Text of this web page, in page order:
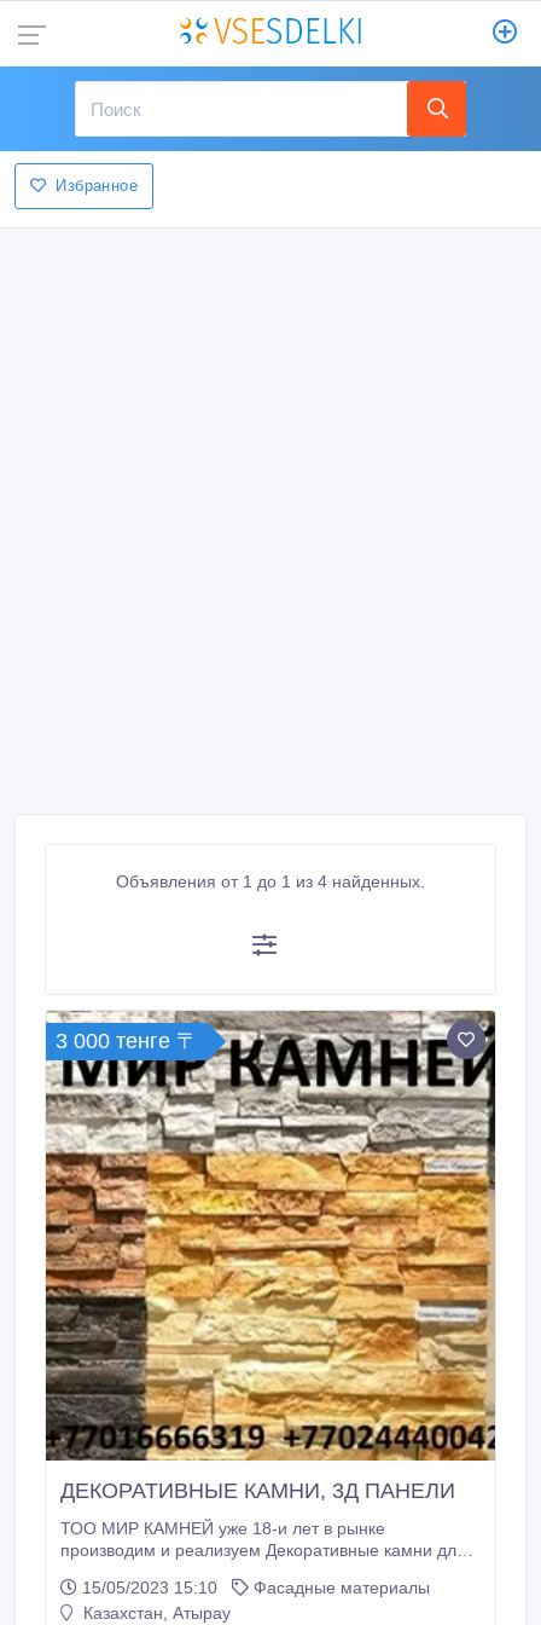
Избранное
Объявления от 1 до 1 из 4 найденных.
3 000 тенге 〒
ДЕКОРАТИВНЫЕ КАМНИ, 3Д ПАНЕЛИ
ТОО МИР КАМНЕЙ уже 18-и лет в рынке
производим и реализуем Декоративные камни для
видов и разных цветовых гаммах, тротуарные
плитки, балясины, колонны, бордюры, Поребрики,
15/05/2023 15:10
Фасадные материалы
Казахстан, Атырау